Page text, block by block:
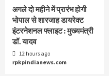
अगले दो महीने में प्रारंभ होगी
भोपाल से शारजाह डायरेक्ट
इंटरनेशनल फ्लाइट : मुख्यमंत्री
डॉ. यादव
12 hours ago
rpkpindianews.com